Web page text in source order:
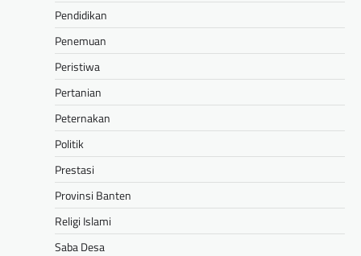
Pendidikan
Penemuan
Peristiwa
Pertanian
Peternakan
Politik
Prestasi
Provinsi Banten
Religi Islami
Saba Desa